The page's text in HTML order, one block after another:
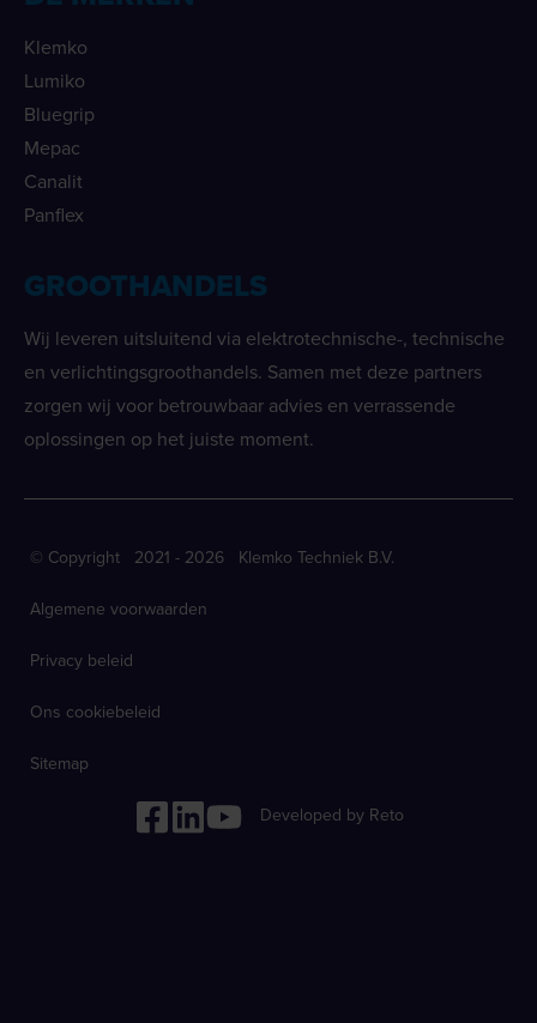
Klemko
Lumiko
Bluegrip
Mepac
Canalit
Panflex
GROOTHANDELS
Wij leveren uitsluitend via elektrotechnische-, technische
en verlichtingsgroothandels. Samen met deze partners
zorgen wij voor betrouwbaar advies en verrassende
oplossingen op het juiste moment.
© Copyright 2021 - 2026 Klemko Techniek B.V.
Algemene voorwaarden
Privacy beleid
Ons cookiebeleid
Sitemap
Developed by Reto